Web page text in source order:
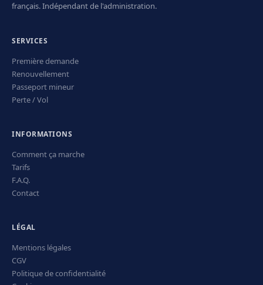
français. Indépendant de l'administration.
SERVICES
Première demande
Renouvellement
Passeport mineur
Perte / Vol
INFORMATIONS
Comment ça marche
Tarifs
F.A.Q.
Contact
LÉGAL
Mentions légales
CGV
Politique de confidentialité